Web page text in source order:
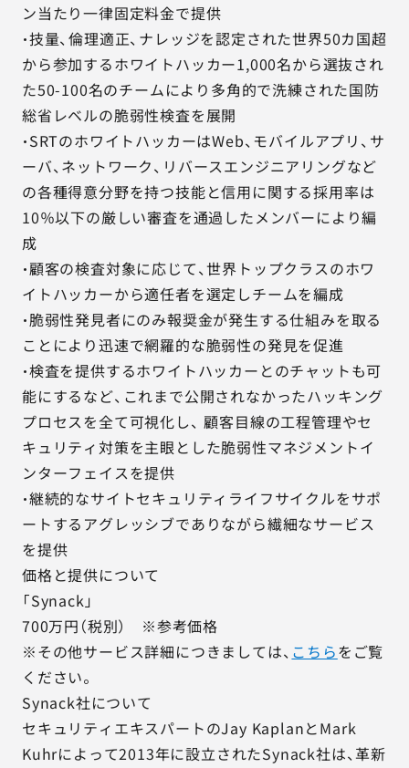
ン当たり一律固定料金で提供
・技量、倫理適正、ナレッジを認定された世界50カ国超
から参加するホワイトハッカー1,000名から選抜され
た50-100名のチームにより多角的で洗練された国防
総省レベルの脆弱性検査を展開
・SRTのホワイトハッカーはWeb、モバイルアプリ、サ
ーバ、ネットワーク、リバースエンジニアリングなど
の各種得意分野を持つ技能と信用に関する採用率は
10％以下の厳しい審査を通過したメンバーにより編
成
・顧客の検査対象に応じて、世界トップクラスのホワ
イトハッカーから適任者を選定しチームを編成
・脆弱性発見者にのみ報奨金が発生する仕組みを取る
ことにより迅速で網羅的な脆弱性の発見を促進
・検査を提供するホワイトハッカーとのチャットも可
能にするなど、これまで公開されなかったハッキング
プロセスを全て可視化し、 顧客目線の工程管理やセ
キュリティ対策を主眼とした脆弱性マネジメントイ
ンターフェイスを提供
・継続的なサイトセキュリティライフサイクルをサポ
ートするアグレッシブでありながら繊細なサービス
を提供
価格と提供について
「Synack」
700万円（税別） ※参考価格
※その他サービス詳細につきましては、 こちらをご覧
ください。
Synack社について
セキュリティエキスパートのJay KaplanとMark
Kuhrによって2013年に設立されたSynack社は、革新